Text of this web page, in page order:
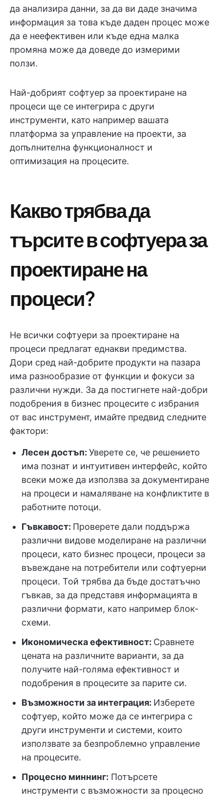
да анализира данни, за да ви даде значима
информация за това къде даден процес може
да е неефективен или къде една малка
промяна може да доведе до измерими
ползи.
Най-добрият софтуер за проектиране на
процеси ще се интегрира с други
инструменти, като например вашата
платформа за управление на проекти, за
допълнителна функционалност и
оптимизация на процесите.
Какво трябва да
търсите в софтуера за
проектиране на
процеси?
Не всички софтуери за проектиране на
процеси предлагат еднакви предимства.
Дори сред най-добрите продукти на пазара
има разнообразие от функции и фокуси за
различни нужди. За да постигнете най-добри
подобрения в бизнес процесите с избрания
от вас инструмент, имайте предвид следните
фактори:
Лесен достъп: Уверете се, че решението
има познат и интуитивен интерфейс, който
всеки може да използва за документиране
на процеси и намаляване на конфликтите в
работните потоци.
Гъвкавост: Проверете дали поддържа
различни видове моделиране на различни
процеси, като бизнес процеси, процеси за
въвеждане на потребители или софтуерни
процеси. Той трябва да бъде достатъчно
гъвкав, за да представя информацията в
различни формати, като например блок-
схеми.
Икономическа ефективност: Сравнете
цената на различните варианти, за да
получите най-голяма ефективност и
подобрения в процесите за парите си.
Възможности за интеграция: Изберете
софтуер, който може да се интегрира с
други инструменти и системи, които
използвате за безпроблемно управление
на процесите.
Процесно миннинг: Потърсете
инструменти с възможности за процесно